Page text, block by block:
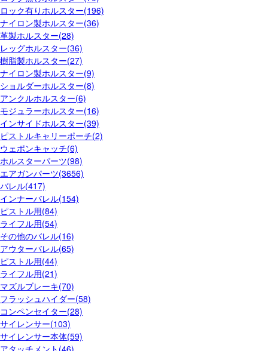
ロック有りホルスター(196)
ナイロン製ホルスター(36)
革製ホルスター(28)
レッグホルスター(36)
樹脂製ホルスター(27)
ナイロン製ホルスター(9)
ショルダーホルスター(8)
アンクルホルスター(6)
モジュラーホルスター(16)
インサイドホルスター(39)
ピストルキャリーポーチ(2)
ウェポンキャッチ(6)
ホルスターパーツ(98)
エアガンパーツ(3656)
バレル(417)
インナーバレル(154)
ピストル用(84)
ライフル用(54)
その他のバレル(16)
アウターバレル(65)
ピストル用(44)
ライフル用(21)
マズルブレーキ(70)
フラッシュハイダー(58)
コンペンセイター(28)
サイレンサー(103)
サイレンサー本体(59)
アタッチメント(46)